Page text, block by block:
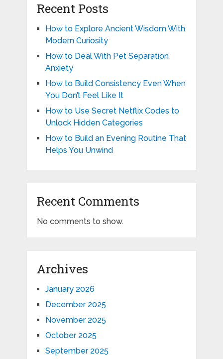
Recent Posts
How to Explore Ancient Wisdom With
Modern Curiosity
How to Deal With Pet Separation
Anxiety
How to Build Consistency Even When
You Don’t Feel Like It
How to Use Secret Netflix Codes to
Unlock Hidden Categories
How to Build an Evening Routine That
Helps You Unwind
Recent Comments
No comments to show.
Archives
January 2026
December 2025
November 2025
October 2025
September 2025